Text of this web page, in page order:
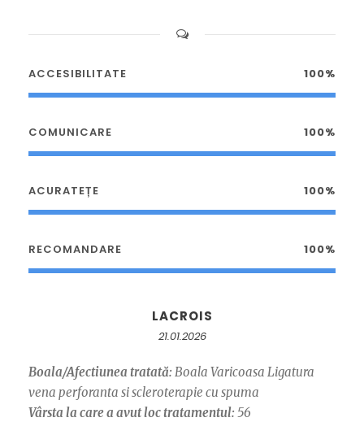
ACCESIBILITATE 100%
COMUNICARE 100%
ACURATEȚE 100%
RECOMANDARE 100%
LACROIS
21.01.2026
Boala/Afectiunea tratată: Boala Varicoasa Ligatura
vena perforanta si scleroterapie cu spuma
Vârsta la care a avut loc tratamentul: 56